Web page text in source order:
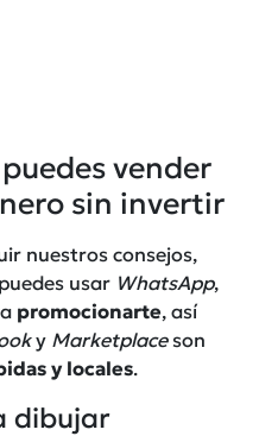
vender
sin invertir
nuestros consejos,
usar WhatsApp,
promocionarte, así
y Marketplaceson
y locales.
dibujar